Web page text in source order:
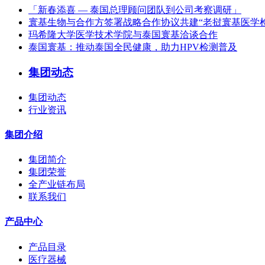
「新春添喜 — 泰国总理顾问团队到公司考察调研」
寰基生物与合作方签署战略合作协议共建“老挝寰基医学
玛希隆大学医学技术学院与泰国寰基洽谈合作
泰国寰基：推动泰国全民健康，助力HPV检测普及
集团动态
集团动态
行业资讯
集团介绍
集团简介
集团荣誉
全产业链布局
联系我们
产品中心
产品目录
医疗器械